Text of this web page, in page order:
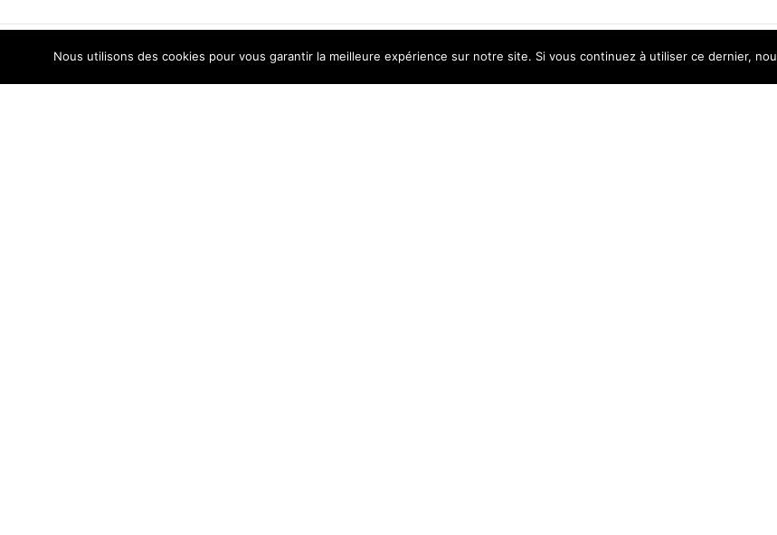
Nous utilisons des cookies pour vous garantir la meilleure expérience sur notre site. Si vous continuez à utiliser ce dernier,